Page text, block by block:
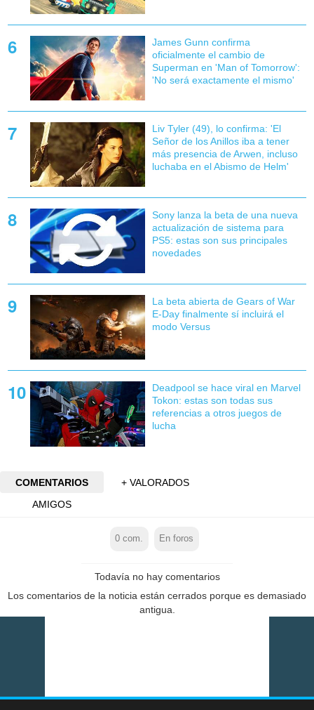
James Gunn confirma
oficialmente el cambio de
Superman en 'Man of Tomorrow':
'No será exactamente el mismo'
Liv Tyler (49), lo confirma: 'El
Señor de los Anillos iba a tener
más presencia de Arwen, incluso
luchaba en el Abismo de Helm'
Sony lanza la beta de una nueva
actualización de sistema para
PS5: estas son sus principales
novedades
La beta abierta de Gears of War
E-Day finalmente sí incluirá el
modo Versus
Deadpool se hace viral en Marvel
Tokon: estas son todas sus
referencias a otros juegos de
lucha
COMENTARIOS
+ VALORADOS
AMIGOS
0 com. En foros
Todavía no hay comentarios
Los comentarios de la noticia están cerrados porque es demasiado
antigua.